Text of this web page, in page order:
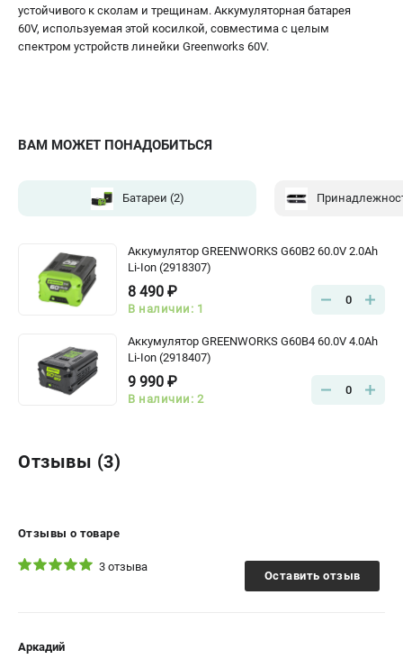
ВАМ МОЖЕТ ПОНАДОБИТЬСЯ
Батареи (2)
Аккумулятор GREENWORKS G60B2 60.0V 2.0Ah
Li-Ion (2918307)
8 490 ₽
В наличии: 1
0
Аккумулятор GREENWORKS G60B4 60.0V 4.0Ah
Li-Ion (2918407)
9 990 ₽
В наличии: 2
0
устойчивого к сколам и трещинам. Аккумуляторная батарея
60V, используемая этой косилкой, совместима с целым
спектром устройств линейки Greenworks 60V.
Отзывы (3)
Отзывы о товаре
3 отзыва
Оставить отзыв
Аркадий